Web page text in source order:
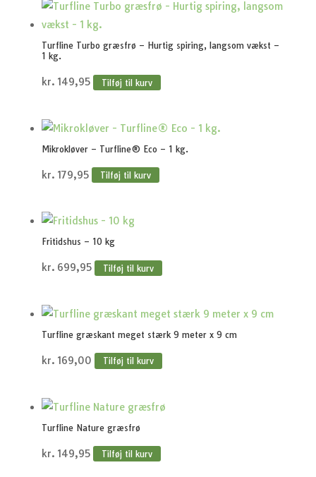
Turfline Turbo græsfrø – Hurtig spiring, langsom vækst –
1 kg.
kr. 149,95 Tilføj til kurv
Mikrokløver – Turfline® Eco – 1 kg.
kr. 179,95 Tilføj til kurv
Fritidshus – 10 kg
kr. 699,95 Tilføj til kurv
Turfline græskant meget stærk 9 meter x 9 cm
kr. 169,00 Tilføj til kurv
Turfline Nature græsfrø
kr. 149,95 Tilføj til kurv